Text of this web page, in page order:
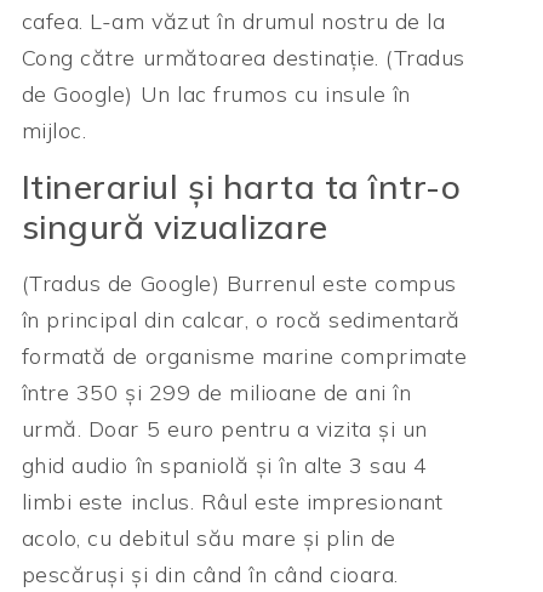
cafea. L-am văzut în drumul nostru de la
Cong către următoarea destinație. (Tradus
de Google) Un lac frumos cu insule în
mijloc.
Itinerariul și harta ta într-o
singură vizualizare
(Tradus de Google) Burrenul este compus
în principal din calcar, o rocă sedimentară
formată de organisme marine comprimate
între 350 și 299 de milioane de ani în
urmă. Doar 5 euro pentru a vizita și un
ghid audio în spaniolă și în alte 3 sau 4
limbi este inclus. Râul este impresionant
acolo, cu debitul său mare și plin de
pescăruși și din când în când cioara.